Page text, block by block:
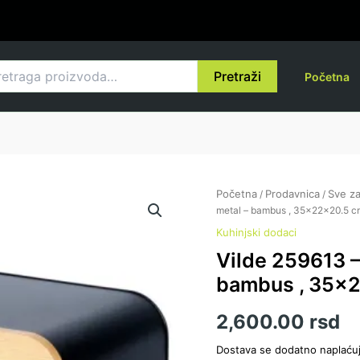
Pretraži Početna
Početna/ Prodavnica/ Sve
metal – bambus , 35x22x20.5
Kuhinjski dodaci
Vilde 259613
bambus ,
2,600.00 rsd
Dostava se dodatno
Vilde
259613
Kutija
za
metal
bambus
35x22x20.5